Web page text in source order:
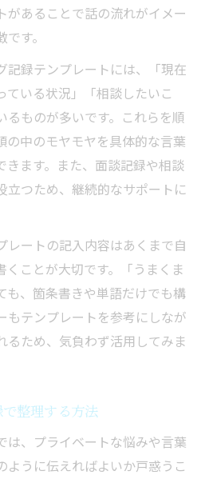
があることで話の流れがイメー
す。
記録テンプレートには、「現在
ている状況」「相談したいこ
るものが多いです。これらを順
の中のモヤモヤを具体的な言葉
きます。また、面談記録や相談
立つため、継続的なサポートに
レートの記入内容はあくまで自
ことが大切です。「うまくま
も、箇条書きや単語だけでも構
もテンプレートを参考にしなが
るため、気負わず活用してみま
整理する方法
は、プライベートな悩みや言葉
ように伝えればよいか戸惑うこ